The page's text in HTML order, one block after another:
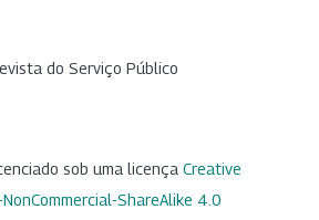
do Serviço Público
sob uma licença Creative
ShareAlike 4.0